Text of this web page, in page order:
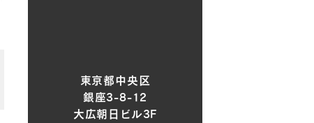
東京都中央区
銀座3-8-12
大広朝日ビル3F